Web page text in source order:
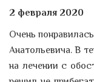
2 февраля 2020
Очень
Анатольевича. В
на лечении с